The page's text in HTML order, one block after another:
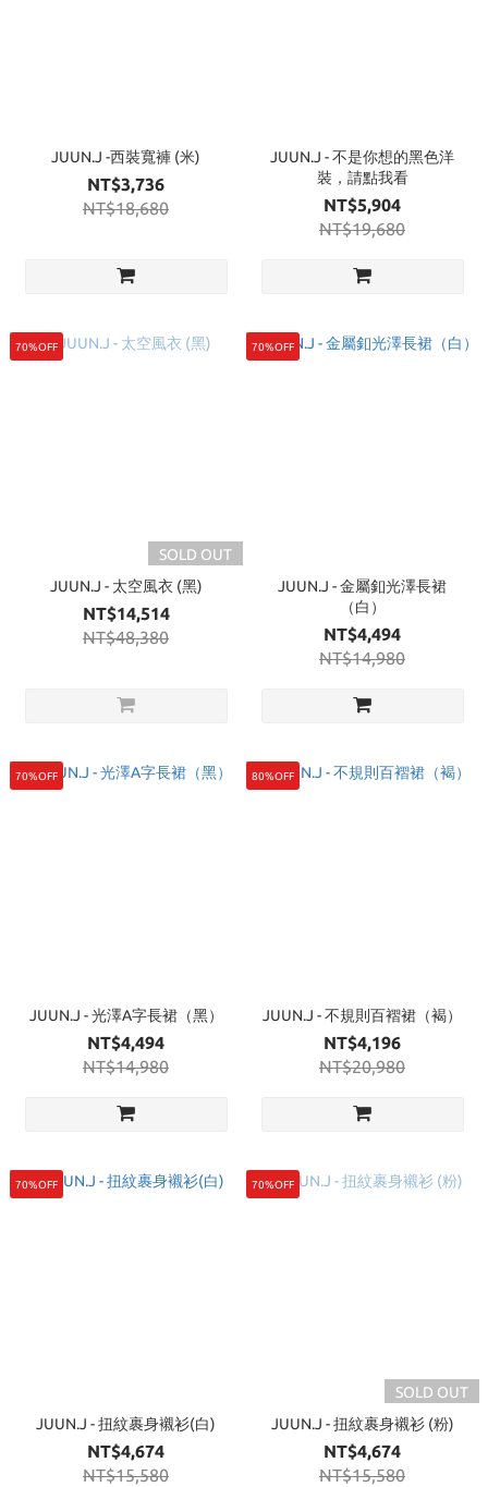
JUUN.J -西裝寬褲 (米)
NT$3,736
NT$18,680
JUUN.J - 不是你想的黑色洋
裝，請點我看
NT$5,904
NT$19,680
70%OFF
SOLD OUT
JUUN.J - 太空風衣 (黑)
NT$14,514
NT$48,380
70%OFF
JUUN.J - 金屬釦光澤長裙
（白）
NT$4,494
NT$14,980
70%OFF
JUUN.J - 光澤A字長裙（黑）
NT$4,494
NT$14,980
80%OFF
JUUN.J - 不規則百褶裙（褐）
NT$4,196
NT$20,980
70%OFF
JUUN.J - 扭紋裹身襯衫(白)
NT$4,674
NT$15,580
70%OFF
SOLD OUT
JUUN.J - 扭紋裹身襯衫 (粉)
NT$4,674
NT$15,580